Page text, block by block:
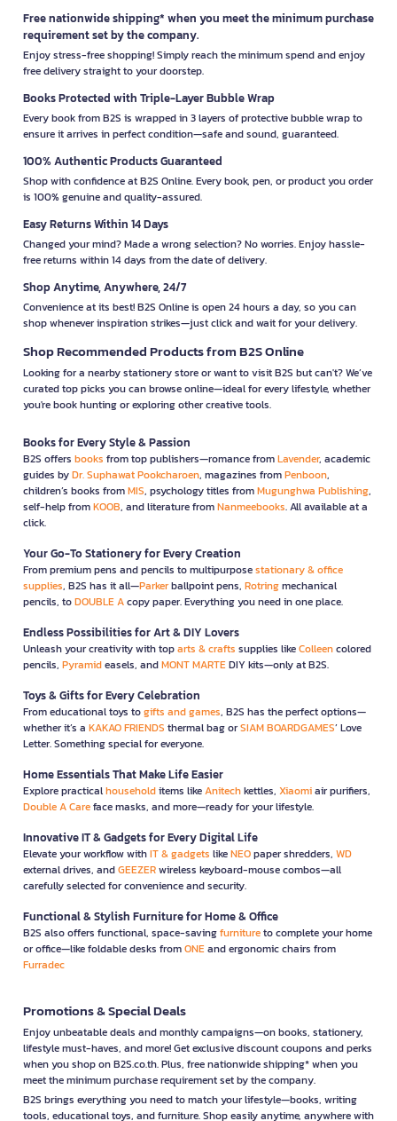
Free nationwide shipping* when you meet the minimum purchase
requirement set by the company.
Enjoy stress-free shopping! Simply reach the minimum spend and enjoy
free delivery straight to your doorstep.
Books Protected with Triple-Layer Bubble Wrap
Every book from B2S is wrapped in 3 layers of protective bubble wrap to
ensure it arrives in perfect condition—safe and sound, guaranteed.
100% Authentic Products Guaranteed
Shop with confidence at B2S Online. Every book, pen, or product you order
is 100% genuine and quality-assured.
Easy Returns Within 14 Days
Changed your mind? Made a wrong selection? No worries. Enjoy hassle-
free returns within 14 days from the date of delivery.
Shop Anytime, Anywhere, 24/7
Convenience at its best! B2S Online is open 24 hours a day, so you can
shop whenever inspiration strikes—just click and wait for your delivery.
Shop Recommended Products from B2S Online
Looking for a nearby stationery store or want to visit B2S but can't? We’ve
curated top picks you can browse online—ideal for every lifestyle, whether
you're book hunting or exploring other creative tools.
Books for Every Style & Passion
B2S offers books from top publishers—romance fromLavender, academic
guides byDr. Suphawat Pookcharoen, magazines fromPenboon,
children’s books fromMIS, psychology titles fromMugunghwa Publishing,
self-help fromKOOB, and literature fromNanmeebooks. All available at a
click.
Your Go-To Stationery for Every Creation
From premium pens and pencils to multipurposestationary & office
supplies, B2S has it all—Parkerballpoint pens, Rotringmechanical
pencils, toDOUBLE Acopy paper. Everything you need in one place.
Endless Possibilities for Art & DIY Lovers
Unleash your creativity with toparts & crafts supplies likeColleencolored
pencils, Pyramideasels, andMONT MARTEDIY kits—only at B2S.
Toys & Gifts for Every Celebration
From educational toys togifts and games, B2S has the perfect options—
whether it’s a KAKAO FRIENDS thermal bag orSIAM BOARDGAMES’ Love
Letter. Something special for everyone.
Home Essentials That Make Life Easier
Explore practicalhouseholditems likeAnitechkettles, Xiaomiair purifiers,
Double A Careface masks, and more—ready for your lifestyle.
Innovative IT & Gadgets for Every Digital Life
Elevate your workflow withIT & gadgets likeNEOpaper shredders, WD
external drives, andGEEZERwireless keyboard-mouse combos—all
carefully selected for convenience and security.
Functional & Stylish Furniture for Home & Office
B2S also offers functional, space-savingfurnitureto complete your home
or office—like foldable desks fromONEand ergonomic chairs from
Furradec
Promotions & Special Deals
Enjoy unbeatable deals and monthly campaigns—on books, stationery,
lifestyle must-haves, and more! Get exclusive discount coupons and perks
when you shop on B2S.co.th. Plus, free nationwide shipping* when you
meet the minimum purchase requirement set by the company.
B2S brings everything you need to match your lifestyle—books, writing
tools, educational toys, and furniture. Shop easily anytime, anywhere with